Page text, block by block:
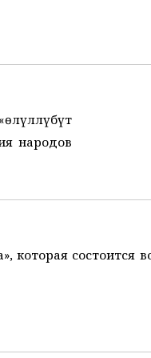
народов
которая состоится